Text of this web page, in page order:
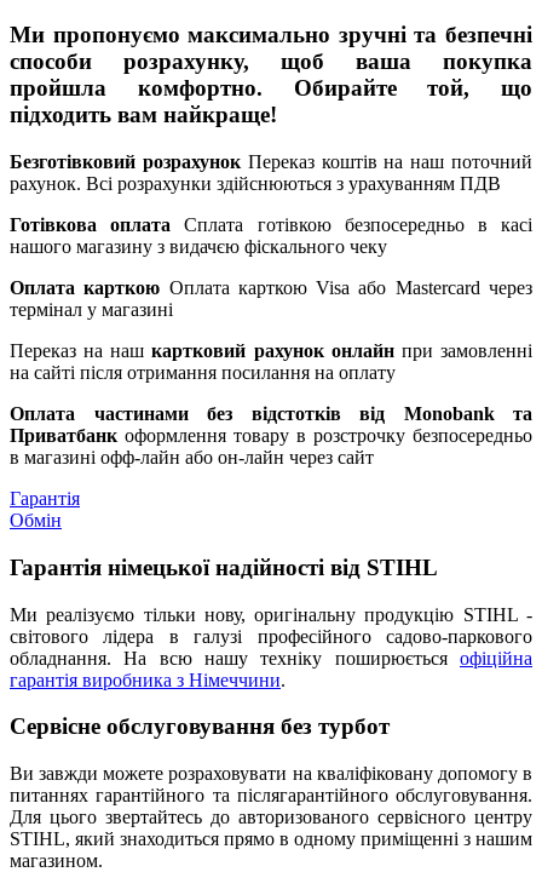
Ми пропонуємо максимально зручні та безпечні
способи розрахунку, щоб ваша покупка
пройшла комфортно. Обирайте той, що
підходить вам найкраще!
Безготівковий розрахунокПереказ коштів на наш поточний
рахунок. Всі розрахунки здійснюються з урахуванням ПДВ
Готівкова оплата Сплата готівкою безпосередньо в касі
нашого магазину з видачєю фіскального чеку
Оплата карткою Оплата карткою Visa або Mastercard через
термінал у магазині
Переказ на нашкартковий рахунок онлайнпри замовленні
на сайті після отримання посилання на оплату
Оплата частинами без відстотків від Monobank та
Приватбанк оформлення товару в розстрочку безпосередньо
в магазині офф-лайн або он-лайн через сайт
Гарантія
Обмін
Гарантія німецької надійності від STIHL
Ми реалізуємо тільки нову, оригінальну продукцію STIHL -
світового лідера в галузі професійного садово-паркового
обладнання. На всю нашу техніку поширюється офіційна
гарантія виробника з Німеччини.
Сервісне обслуговування без турбот
Ви завжди можете розраховувати на кваліфіковану допомогу в
питаннях гарантійного та післягарантійного обслуговування.
Для цього звертайтесь до авторизованого сервісного центру
STIHL, який знаходиться прямо в одному приміщенні з нашим
магазином.